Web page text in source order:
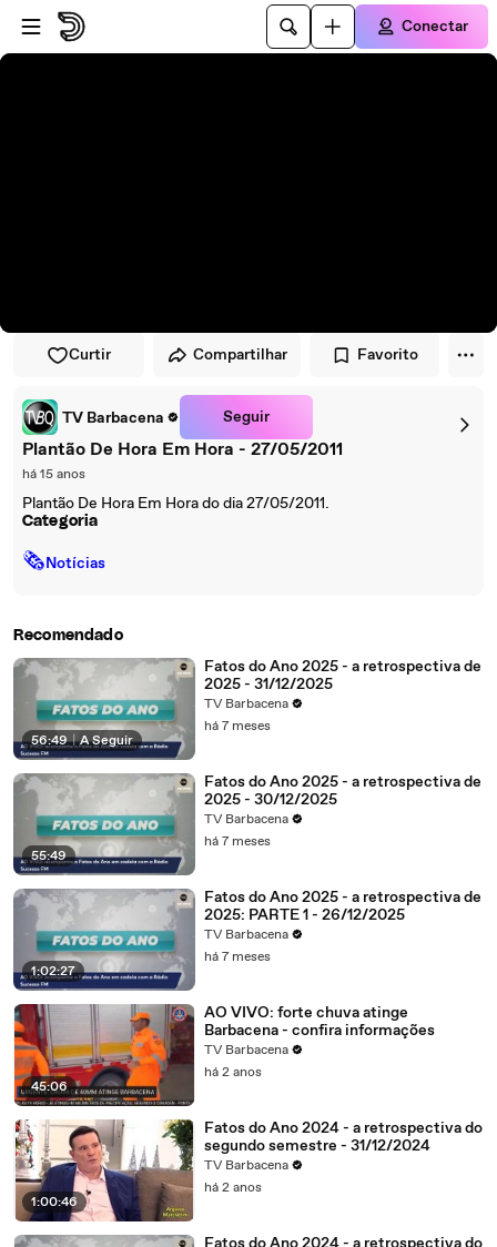
Pular para o player
Ir para o conteúdo principal
Conectar
Curtir Compartilhar Favorito
TV Barbacena Seguir
Plantão De Hora Em Hora - 27/05/2011
há 15 anos
Plantão De Hora Em Hora do dia 27/05/2011.
Categoria
🗞Notícias
Recomendado
56:49 | A Seguir
Fatos do Ano 2025 - a retrospectiva de
2025 - 31/12/2025
TV Barbacena
há 7 meses
55:49
Fatos do Ano 2025 - a retrospectiva de
2025 - 30/12/2025
TV Barbacena
há 7 meses
1:02:27
Fatos do Ano 2025 - a retrospectiva de
2025: PARTE 1 - 26/12/2025
TV Barbacena
há 7 meses
45:06
AO VIVO: forte chuva atinge
Barbacena - confira informações
TV Barbacena
há 2 anos
1:00:46
Fatos do Ano 2024 - a retrospectiva do
segundo semestre - 31/12/2024
TV Barbacena
há 2 anos